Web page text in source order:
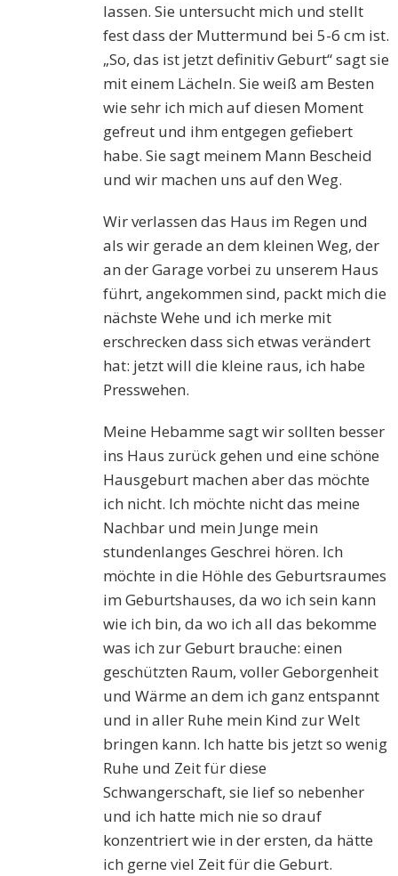
lassen. Sie untersucht mich und stellt
fest dass der Muttermund bei 5-6 cm ist.
„So, das ist jetzt definitiv Geburt“ sagt sie
mit einem Lächeln. Sie weiß am Besten
wie sehr ich mich auf diesen Moment
gefreut und ihm entgegen gefiebert
habe. Sie sagt meinem Mann Bescheid
und wir machen uns auf den Weg.
Wir verlassen das Haus im Regen und
als wir gerade an dem kleinen Weg, der
an der Garage vorbei zu unserem Haus
führt, angekommen sind, packt mich die
nächste Wehe und ich merke mit
erschrecken dass sich etwas verändert
hat: jetzt will die kleine raus, ich habe
Presswehen.
Meine Hebamme sagt wir sollten besser
ins Haus zurück gehen und eine schöne
Hausgeburt machen aber das möchte
ich nicht. Ich möchte nicht das meine
Nachbar und mein Junge mein
stundenlanges Geschrei hören. Ich
möchte in die Höhle des Geburtsraumes
im Geburtshauses, da wo ich sein kann
wie ich bin, da wo ich all das bekomme
was ich zur Geburt brauche: einen
geschützten Raum, voller Geborgenheit
und Wärme an dem ich ganz entspannt
und in aller Ruhe mein Kind zur Welt
bringen kann. Ich hatte bis jetzt so wenig
Ruhe und Zeit für diese
Schwangerschaft, sie lief so nebenher
und ich hatte mich nie so drauf
konzentriert wie in der ersten, da hätte
ich gerne viel Zeit für die Geburt.